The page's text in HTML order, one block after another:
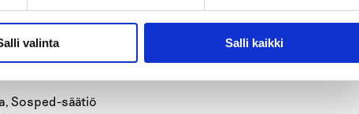
valinta Salli kaikki
Sosped-säätiö